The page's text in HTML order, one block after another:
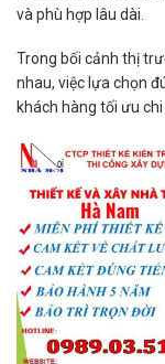
và phù hợp lâu dài.
Trong bối cảnh thị
nhau, việc lựa chọn
khách hàng tối ưu